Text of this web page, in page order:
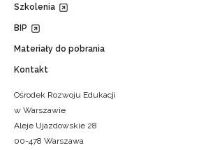
Szkolenia
BIP
Materiały do pobrania
Kontakt
Ośrodek Rozwoju Edukacji
w Warszawie
Aleje Ujazdowskie 28
00-478 Warszawa